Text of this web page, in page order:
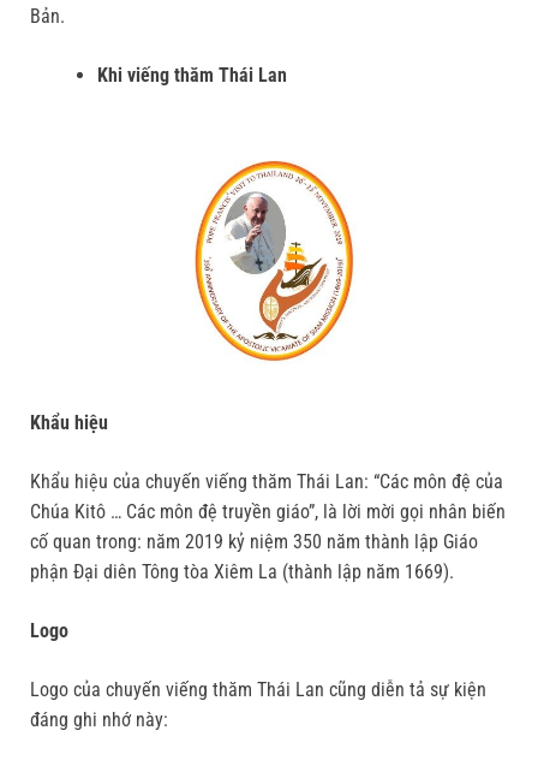
Bản.
Khi viếng thăm Thái Lan
Khẩu hiệu
Khẩu hiệu của chuyến viếng thăm Thái Lan: “Các môn đệ của
Chúa Kitô … Các môn đệ truyền giáo”, là lời mời gọi nhân biến
cố quan trong: năm 2019 kỷ niệm 350 năm thành lập Giáo
phận Đại diên Tông tòa Xiêm La (thành lập năm 1669).
Logo
Logo của chuyến viếng thăm Thái Lan cũng diễn tả sự kiện
đáng ghi nhớ này: